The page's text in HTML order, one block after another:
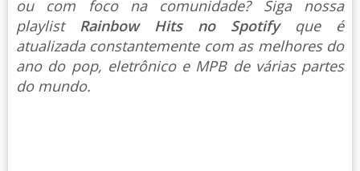
ou com foco na comunidade? Siga nossa
playlist Rainbow Hits no Spotify que é
atualizada constantemente com as melhores do
ano do pop, eletrônico e MPB de várias partes
do mundo.